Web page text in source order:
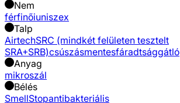
Nem
férfinőiuniszex
Talp
AirtechSRC (mindkét felületen tesztelt
SRA+SRB)csúszásmentesfáradtsággátló
Anyag
mikroszál
Bélés
SmellStopantibakteriális